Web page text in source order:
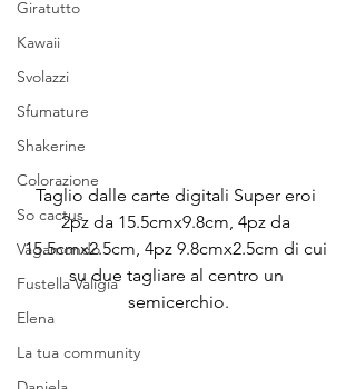
Giratutto
Kawaii
Svolazzi
Sfumature
Shakerine
Colorazione
So cactus
Vagamondo
Fustella Valigia
Elena
La tua community
Taglio dalle carte digitali Super eroi
2pz da 15.5cmx9.8cm, 4pz da
15.5cmx2.5cm, 4pz 9.8cmx2.5cm di cui
su due tagliare al centro un
semicerchio.